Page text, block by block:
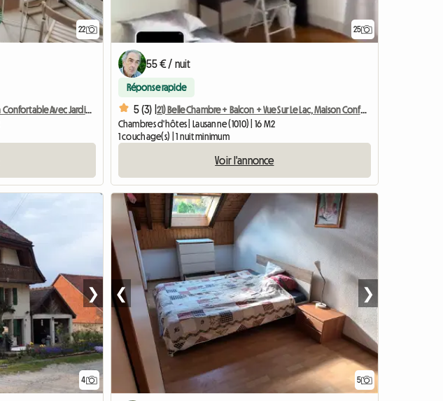
22
33) Chambre Calme Dans Maison Confortable Avec Jardin à 3min Du Métro
25
55 € / nuit
Réponse rapide
5 (3) |
21) Belle Chambre + Balcon + Vue Sur Le Lac, Maison Confortable à 3 Min De Métro
Chambres d'hôtes | Lausanne (1010) | 16 M2
1 couchage(s) | 1 nuit minimum
Voir l'annonce
4
❯
5
❮ ❯